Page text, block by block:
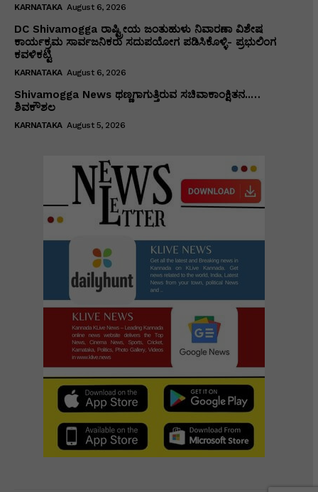
KARNATAKA August 6, 2026
DC Shivamogga ರಾಷ್ಟ್ರೀಯ ಜಂತುಹುಳು ನಿವಾರಣಾ ವಿಶೇಷ
ಕಾರ್ಯಕ್ರಮ ಸಾರ್ವಜನಿಕರು ಸದುಪಯೋಗ ಪಡಿಸಿಕೊಳ್ಳಿ- ಪ್ರಭುಲಿಂಗ
ಕವಳಿಕಟ್ಟಿ
KARNATAKA August 6, 2026
Shivamogga News ಥಣ್ಣಗಾಗುತ್ತಿರುವ ಸಚಿವಾಕಾಂಕ್ಷಿತನ..…
ಶಿವಕೌಶಲ
KARNATAKA August 5, 2026